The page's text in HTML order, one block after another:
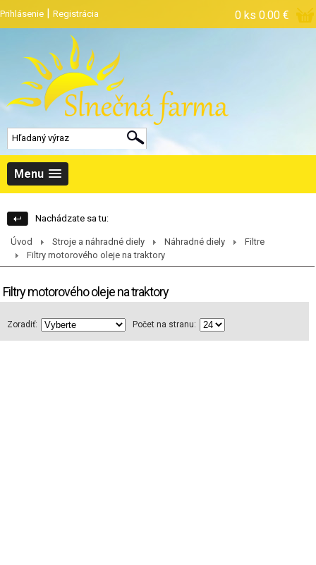
Prihlásenie | Registrácia 0 ks 0.00 €
Menu
Nachádzate sa tu:
Úvod Stroje a náhradné diely Náhradné diely
Filtre
Filtry motorového oleje na traktory
Filtry motorového oleje na traktory
Zoradiť: Počet na stranu: